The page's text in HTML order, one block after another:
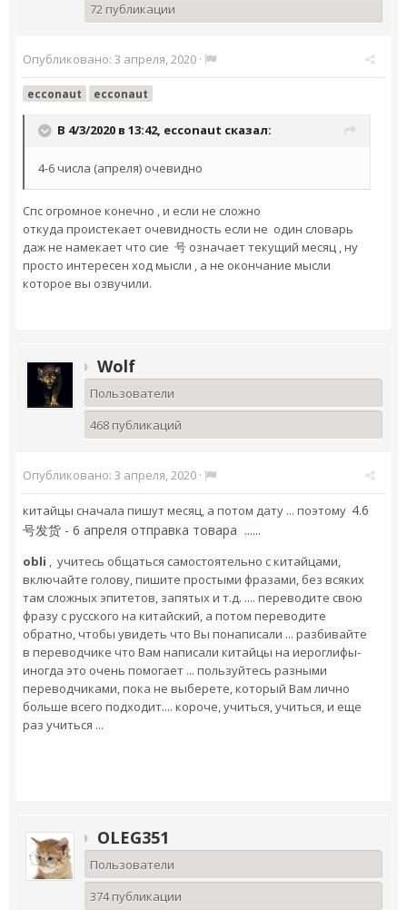
72 публикации
Опубликовано: 3 апреля, 2020 ·
ecconaut ecconaut
В 4/3/2020 в 13:42, ecconaut сказал:
4-6 числа (апреля) очевидно
Спс огромное конечно , и если не сложно
откуда проистекает очевидность если не один словарь
даж не намекает что сие 号 означает текущий месяц , ну
просто интересен ход мысли , а не окончание мысли
которое вы озвучили.
Wolf
Пользователи
468 публикаций
Опубликовано: 3 апреля, 2020 ·
китайцы сначала пишут месяц, а потом дату ... поэтому 4.6
号发货 - 6 апреля отправка товара ......
obli , учитесь общаться самостоятельно с китайцами,
включайте голову, пишите простыми фразами, без всяких
там сложных эпитетов, запятых и т.д. .... переводите свою
фразу с русского на китайский, а потом переводите
обратно, чтобы увидеть что Вы понаписали ... разбивайте
в переводчике что Вам написали китайцы на иероглифы-
иногда это очень помогает ... пользуйтесь разными
переводчиками, пока не выберете, который Вам лично
больше всего подходит.... короче, учиться, учиться, и еще
раз учиться ...
OLEG351
Пользователи
374 публикации